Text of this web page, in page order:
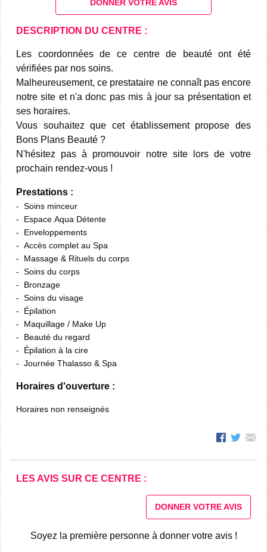
DONNER VOTRE AVIS
DESCRIPTION DU CENTRE :
Les coordonnées de ce centre de beauté ont été
vérifiées par nos soins.
Malheureusement, ce prestataire ne connaît pas encore
notre site et n'a donc pas mis à jour sa présentation et
ses horaires.
Vous souhaitez que cet établissement propose des
Bons Plans Beauté ?
N'hésitez pas à promouvoir notre site lors de votre
prochain rendez-vous !
Prestations :
Soins minceur
Espace Aqua Détente
Enveloppements
Accès complet au Spa
Massage & Rituels du corps
Soins du corps
Bronzage
Soins du visage
Épilation
Maquillage / Make Up
Beauté du regard
Épilation à la cire
Journée Thalasso & Spa
Horaires d'ouverture :
Horaires non renseignés
LES AVIS SUR CE CENTRE :
DONNER VOTRE AVIS
Soyez la première personne à donner votre avis !